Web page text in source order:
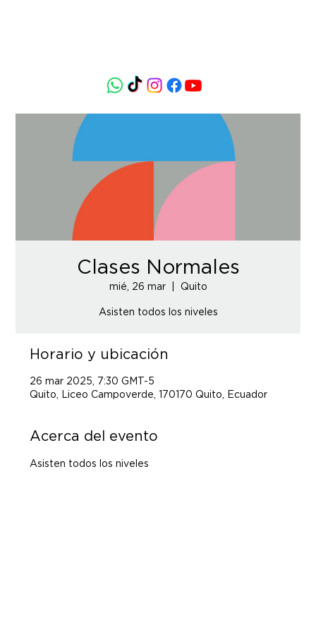
Clases Normales
mié, 26 mar
  |
Quito
Horario y ubicación
26 mar 2025, 7:30 GMT-5
Quito, Liceo Campoverde, 170170 Quito, Ecuador
Acerca del evento
Asisten todos los niveles